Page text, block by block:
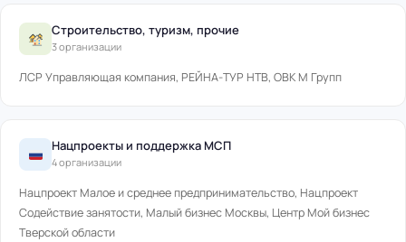
Строительство, туризм, прочие
3 организации
ЛСР Управляющая компания, РЕЙНА-ТУР НТВ, ОВК М Групп
Нацпроекты и поддержка МСП
4 организации
Нацпроект Малое и среднее предпринимательство, Нацпроект
Содействие занятости, Малый бизнес Москвы, Центр Мой бизнес
Тверской области